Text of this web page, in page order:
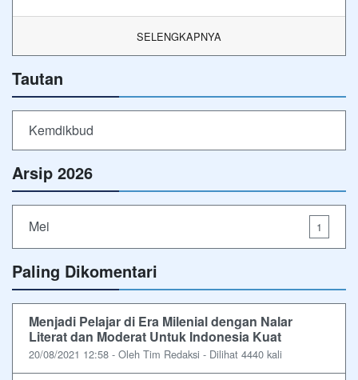
SELENGKAPNYA
Tautan
Kemdikbud
Arsip 2026
Mei 1
Paling Dikomentari
Menjadi Pelajar di Era Milenial dengan Nalar
Literat dan Moderat Untuk Indonesia Kuat
20/08/2021 12:58 - Oleh Tim Redaksi - Dilihat 4440 kali